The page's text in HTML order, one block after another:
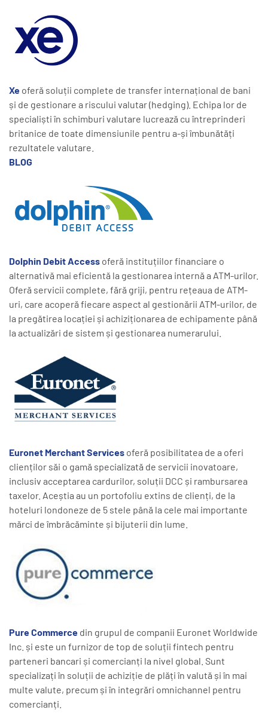
Xe oferă soluții complete de transfer internațional de bani
și de gestionare a riscului valutar (hedging). Echipa lor de
specialiști în schimburi valutare lucrează cu întreprinderi
britanice de toate dimensiunile pentru a-și îmbunătăți
rezultatele valutare.
BLOG
Dolphin Debit Access oferă instituțiilor financiare o
alternativă mai eficientă la gestionarea internă a ATM-urilor.
Oferă servicii complete, fără griji, pentru rețeaua de ATM-
uri, care acoperă fiecare aspect al gestionării ATM-urilor, de
la pregătirea locației și achiziționarea de echipamente până
la actualizări de sistem și gestionarea numerarului.
Euronet Merchant Services oferă posibilitatea de a oferi
clienților săi o gamă specializată de servicii inovatoare,
inclusiv acceptarea cardurilor, soluții DCC și rambursarea
taxelor. Aceștia au un portofoliu extins de clienți, de la
hoteluri londoneze de 5 stele până la cele mai importante
mărci de îmbrăcăminte și bijuterii din lume.
Pure Commerce din grupul de companii Euronet Worldwide
Inc. și este un furnizor de top de soluții fintech pentru
parteneri bancari și comercianți la nivel global. Sunt
specializați în soluții de achiziție de plăți în valută și în mai
multe valute, precum și în integrări omnichannel pentru
comercianți.